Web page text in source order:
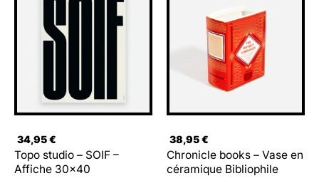
34,95€
Topo studio – SOIF –
Affiche 30×40
38,95€
Chronicle books – Vase en
céramique Bibliophile